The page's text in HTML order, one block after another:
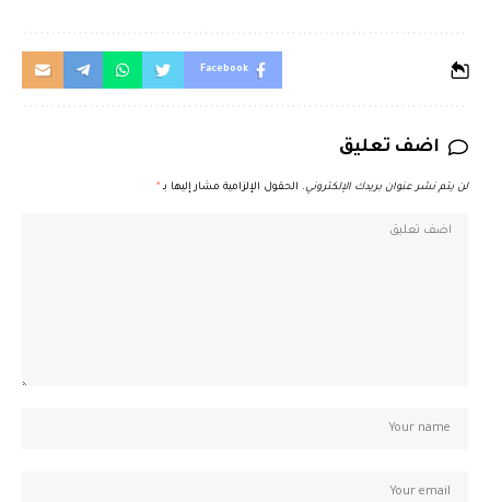
Facebook
اضف تعليق
لن يتم نشر عنوان بريدك الإلكتروني. الحقول الإلزامية مشار إليها بـ *